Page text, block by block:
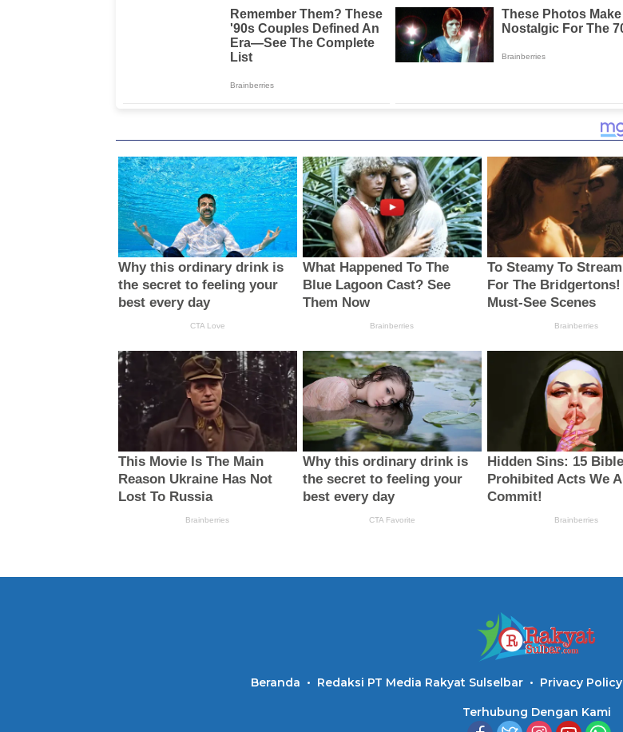
Beranda Redaksi PT Media Rakyat Sulselbar Privacy Policy
Terhubung Dengan Kami